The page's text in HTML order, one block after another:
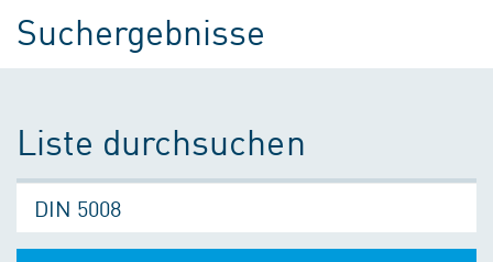
Suchergebnisse
Liste durchsuchen